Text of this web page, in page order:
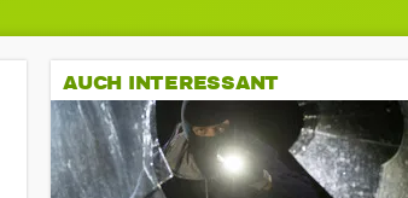
AUCH INTERESSANT